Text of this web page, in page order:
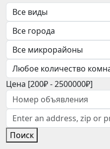
Цена [200₽-2500000₽]
Поиск